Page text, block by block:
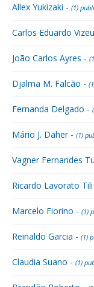
Allex Yukizaki - (1)
Carlos Eduardo
João Carlos Ayres -
Djalma M. Falcão -
Fernanda Delgado -
Mário J. Daher - (1)
Vagner Fernandes
Ricardo Lavorato
Marcelo Fiorino - (1)
Reinaldo Garcia - (1)
Claudia Suano - (1)